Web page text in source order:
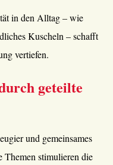
in den Alltag – wie
Kuscheln – schafft
vertiefen.
geteilte
und gemeinsames
Themen stimulieren die